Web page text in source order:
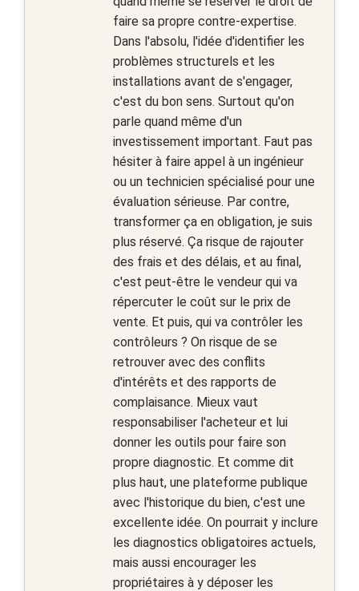
faire sa propre contre-expertise.
Dans l'absolu, l'idée d'identifier les
problèmes structurels et les
installations avant de s'engager,
c'est du bon sens. Surtout qu'on
parle quand même d'un
investissement important. Faut pas
hésiter à faire appel à un ingénieur
ou un technicien spécialisé pour une
évaluation sérieuse. Par contre,
transformer ça en obligation, je suis
plus réservé. Ça risque de rajouter
des frais et des délais, et au final,
c'est peut-être le vendeur qui va
répercuter le coût sur le prix de
vente. Et puis, qui va contrôler les
contrôleurs ? On risque de se
retrouver avec des conflits
d'intérêts et des rapports de
complaisance. Mieux vaut
responsabiliser l'acheteur et lui
donner les outils pour faire son
propre diagnostic. Et comme dit
plus haut, une plateforme publique
avec l'historique du bien, c'est une
excellente idée. On pourrait y inclure
les diagnostics obligatoires actuels,
mais aussi encourager les
propriétaires à y déposer les